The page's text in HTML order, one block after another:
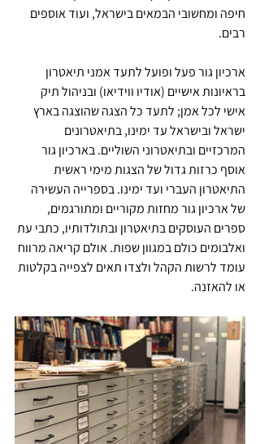
חיפה ומחשובי הבמאים בישראל, ועוד אוספים
רבים.
ארכיון גור פעל ופועל לתעד אמני תיאטרון
בראיונות אישיים (אודיו ווידיאו) ובניהול תיק
אישי לכל אמן; לתעד כל הצגה שהוצגה בארץ
ישראל ובישראל עד ימינו, בתיאטרונים
המרכזיים ובתיאטרוני השוליים. בארכיון גור
אוסף כרזות גדול של הצגות מימי ראשית
התיאטרון העברי ועד ימינו. בספרייה העשירה
של ארכיון גור מחזות מקוריים ומתורגמים,
ספרים העוסקים בתיאטרון ובתולדותיו, כתבי עת
ואלבומים כולם במגוון שפות. אולם קריאה מרווח
עומד לרשות הקהל ולצדו תאים לצפייה בקלטות
או להאזנה.